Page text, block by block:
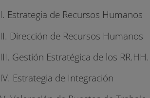
I. Estrategia de Recursos Humanos
II. Dirección de Recursos Humanos
III. Gestión Estratégica de los RR.HH.
IV. Estrategia de Integración